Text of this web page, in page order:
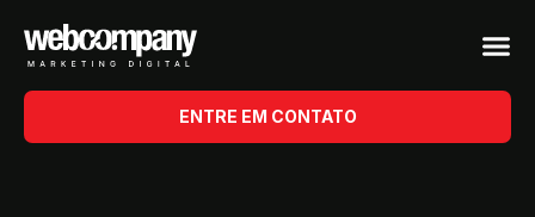
ENTRE EM CONTATO